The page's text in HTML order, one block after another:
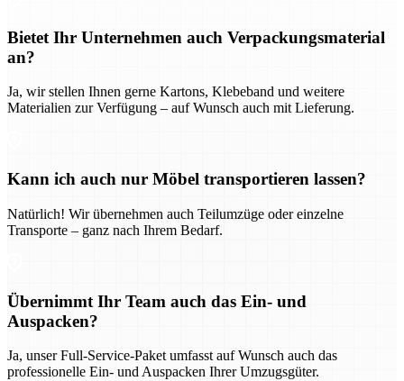
Bietet Ihr Unternehmen auch Verpackungsmaterial
an?
Ja, wir stellen Ihnen gerne Kartons, Klebeband und weitere
Materialien zur Verfügung – auf Wunsch auch mit Lieferung.
Kann ich auch nur Möbel transportieren lassen?
Natürlich! Wir übernehmen auch Teilumzüge oder einzelne
Transporte – ganz nach Ihrem Bedarf.
Übernimmt Ihr Team auch das Ein- und
Auspacken?
Ja, unser Full-Service-Paket umfasst auf Wunsch auch das
professionelle Ein- und Auspacken Ihrer Umzugsgüter.